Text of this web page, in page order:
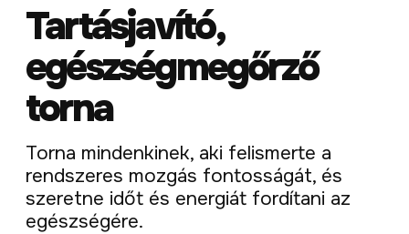
Tartásjavító,
egészségmegőrző
torna
Torna mindenkinek, aki felismerte a
rendszeres mozgás fontosságát, és
szeretne időt és energiát fordítani az
egészségére.